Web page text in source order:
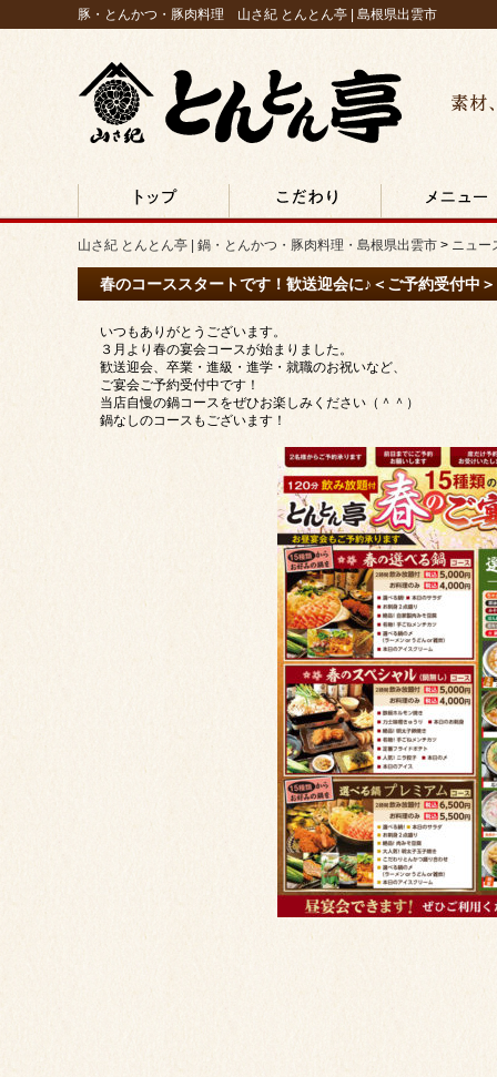
豚・とんかつ・豚肉料理 山さ紀 とんとん亭 | 島根県出雲市
山さ紀 とんとん亭 | 鍋・とんかつ・豚肉料理・島根県出雲市 > ニュー
春のコーススタートです！歓送迎会に♪＜ご予約受付中＞
いつもありがとうございます。
３月より春の宴会コースが始まりました。
歓送迎会、卒業・進級・進学・就職のお祝いなど、
ご宴会ご予約受付中です！
当店自慢の鍋コースをぜひお楽しみください（＾＾）
鍋なしのコースもございます！